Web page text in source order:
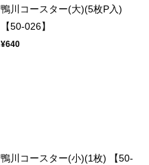
鴨川コースター(大)(5枚P入)
【50-026】
¥640
鴨川コースター(小)(1枚) 【50-